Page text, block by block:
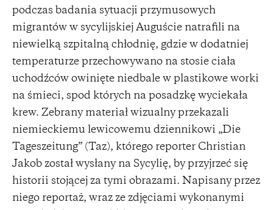
podczas badania sytuacji przymusowych
migrantów w sycylijskiej Auguście natrafili na
niewielką szpitalną chłodnię, gdzie w dodatniej
temperaturze przechowywano na stosie ciała
uchodźców owinięte niedbale w plastikowe worki
na śmieci, spod których na posadzkę wyciekała
krew. Zebrany materiał wizualny przekazali
niemieckiemu lewicowemu dziennikowi „Die
Tageszeitung” (Taz), którego reporter Christian
Jakob został wysłany na Sycylię, by przyjrzeć się
historii stojącej za tymi obrazami. Napisany przez
niego reportaż, wraz ze zdjęciami wykonanymi